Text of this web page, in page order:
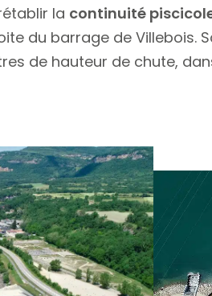
la continuité
du barrage de
de hauteur de chute,